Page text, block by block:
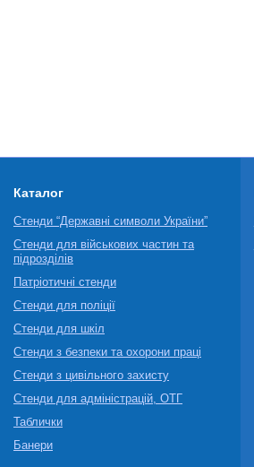
Каталог
Стенди “Державні символи України”
Стенди для військових частин та
підрозділів
Патріотичні стенди
Стенди для поліції
Стенди для шкіл
Стенди з безпеки та охорони праці
Стенди з цивільного захисту
Стенди для адміністрацій, ОТГ
Таблички
Банери